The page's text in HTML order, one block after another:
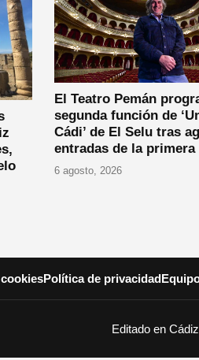
El Teatro Pemán
segunda función de
Cádi’ de El Selu tras
entradas de la primera
6 agosto, 2026
Política de privacidad
Editado en